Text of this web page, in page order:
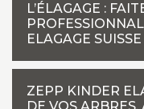
L’ÉLAGAGE :
ELAGAGE SUISSE
ZEPP KINDER